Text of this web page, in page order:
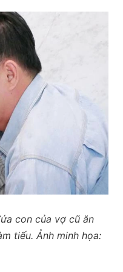
con của vợ cũ ăn
tiếu. Ảnh minh họa: